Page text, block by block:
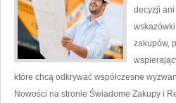
decyzji ani
zakupów,
które chcą odkrywać współczesne
Nowości na stronie Świadome Zakupy i